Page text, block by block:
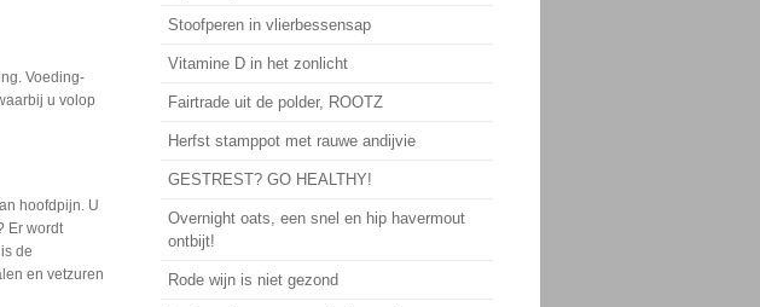
Voeding-
u volop
hoofdpijn. U
Er wordt
de
en vetzuren
Stoofperen in vlierbessensap
Vitamine D in het zonlicht
Fairtrade uit de polder, ROOTZ
Herfst stamppot met rauwe andijvie
GESTREST? GO HEALTHY!
Overnight oats, een snel en hip havermout
ontbijt!
Rode wijn is niet gezond